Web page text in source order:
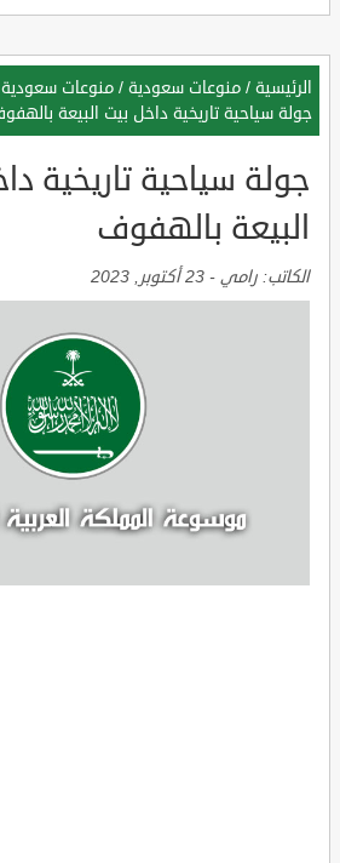
الرئيسية / منوعات سعودية / منوعات سعودية 6
جولة سياحية تاريخية داخل بيت البيعة
جولة سياحية تاريخية
البيعة بالهفوف
الكاتب: رامي - 23 أكتوبر, 2023